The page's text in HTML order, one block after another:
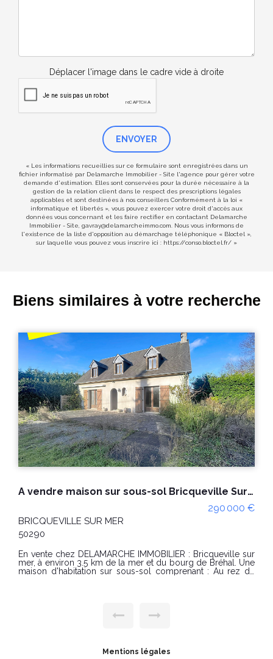
Déplacer l'image dans le cadre vide à droite
ENVOYER
« Les informations recueillies sur ce formulaire sont enregistrées dans un
fichier informatisé par Delamarche Immobilier - Site l'agence pour gérer votre
demande d'estimation. Elles sont conservées pour la durée nécessaire à la
gestion de la relation client dans le respect des prescriptions légales
applicables et sont destinées à nos conseillers Conformément à la loi «
informatique et libertés », vous pouvez exercer votre droit d'accès aux
données vous concernant et les faire rectifier en contactant Delamarche
Immobilier - Site, gavray@delamarcheimmo.com. Nous vous informons de
l'existence de la liste d'opposition au démarchage téléphonique « Bloctel »,
sur laquelle vous pouvez vous inscrire ici : https://conso.bloctel.fr/ »
Biens similaires à votre recherche
A vendre maison avec dépendance Bricqueville Sur Mer 6 pièces
300 000 €
BRICQUEVILLE SUR MER
50290
En vente chez DELAMARCHE IMMOBILIER : BRICQUEVILLE
SUR MER, à proximité des commerces, belle maison
d'habitation avec dépendances. Maison d'habitation
d'environ 65m². Terrain d'environ 1610m². PRIX : 300000 €
dépenses annuelles d'énergie pour un usage standard :
Mentions légales